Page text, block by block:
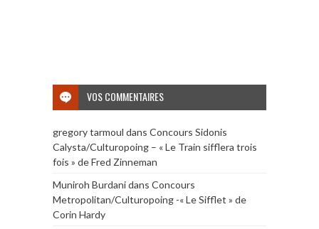
VOS COMMENTAIRES
gregory tarmoul dans Concours Sidonis
Calysta/Culturopoing – « Le Train sifflera trois
fois » de Fred Zinneman
Muniroh Burdanidans Concours
Metropolitan/Culturopoing -« Le Sifflet » de
Corin Hardy